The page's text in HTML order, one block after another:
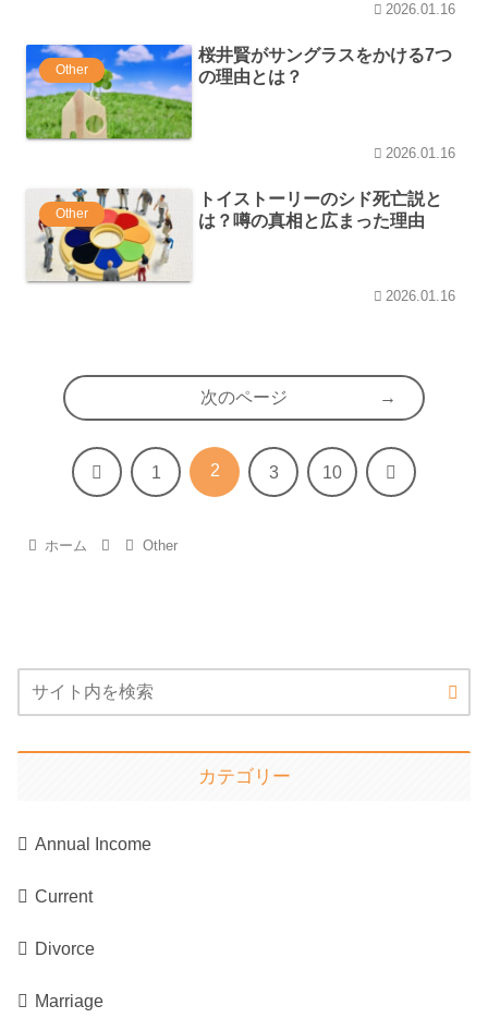
2026.01.16
Other
桜井賢がサングラスをかける7つ
の理由とは？
2026.01.16
Other
トイストーリーのシド死亡説と
は？噂の真相と広まった理由
2026.01.16
次のページ
前 1 2 3 10 次
ホーム Other
カテゴリー
Annual Income
Current
Divorce
Marriage